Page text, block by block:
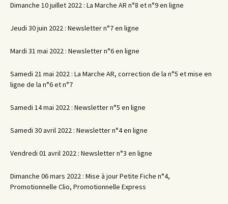
Dimanche 10 juillet 2022 : La Marche AR n°8 et n°9 en ligne
Jeudi 30 juin 2022 : Newsletter n°7 en ligne
Mardi 31 mai 2022 : Newsletter n°6 en ligne
Samedi 21 mai 2022 : La Marche AR, correction de la n°5 et mise en
ligne de la n°6 et n°7
Samedi 14 mai 2022 : Newsletter n°5 en ligne
Samedi 30 avril 2022 : Newsletter n°4 en ligne
Vendredi 01 avril 2022 : Newsletter n°3 en ligne
Dimanche 06 mars 2022 : Mise à jour Petite Fiche n°4,
Promotionnelle Clio, Promotionnelle Express